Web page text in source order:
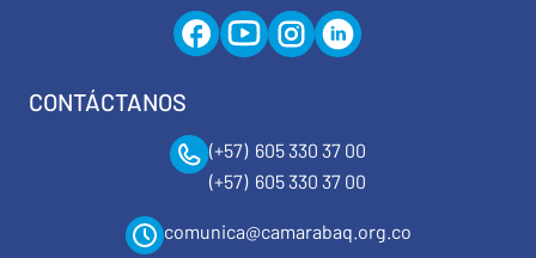
CONTÁCTANOS
(+57) 605 330 37 00
(+57) 605 330 37 00
comunica@camarabaq.org.co